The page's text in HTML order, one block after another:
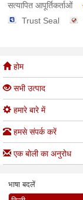
सत्यापित आपूर्तिकर्ताओं
Trust Seal
होम
सभी उत्पाद
हमारे बारे में
हमसे संपर्क करें
एक बोली का अनुरोध
भाषा बदलें